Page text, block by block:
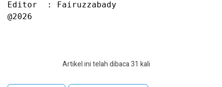
Editor  : Fairuzzabady
@2026
Artikel ini telah dibaca 31 kali